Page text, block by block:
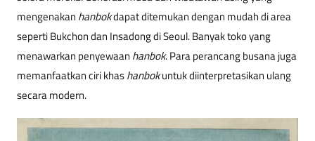
mengenakan hanbokdapat ditemukan dengan mudah di area
seperti Bukchon dan Insadong di Seoul. Banyak toko yang
menawarkan penyewaan hanbok. Para perancang busana juga
memanfaatkan ciri khashanbokuntuk diinterpretasikan ulang
secara modern.